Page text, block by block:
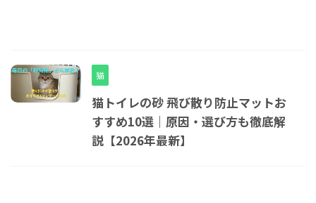
猫
猫トイレの砂 飛び散り防止マットお
すすめ10選｜原因・選び方も徹底解
説【2026年最新】